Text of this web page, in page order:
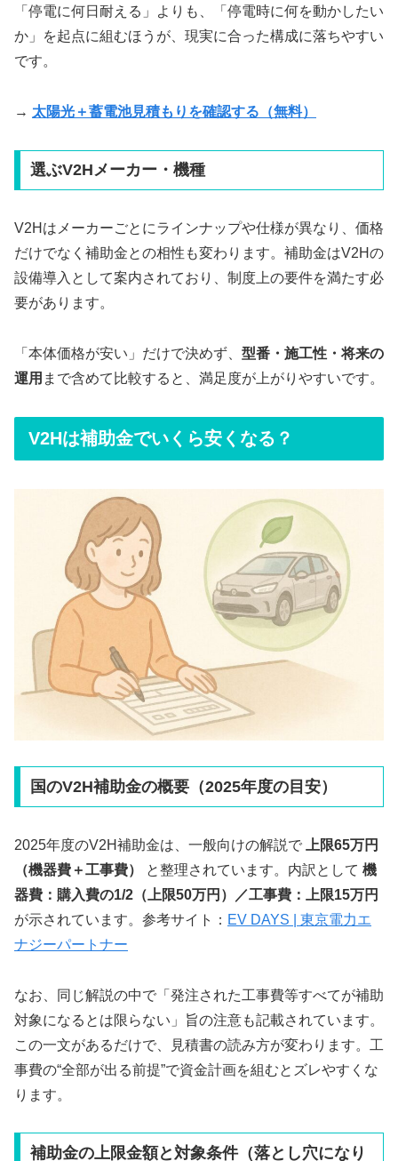
「停電に何日耐える」よりも、「停電時に何を動かしたい
か」を起点に組むほうが、現実に合った構成に落ちやすい
です。
→ 太陽光＋蓄電池見積もりを確認する（無料）
選ぶV2Hメーカー・機種
V2Hはメーカーごとにラインナップや仕様が異なり、価格
だけでなく補助金との相性も変わります。補助金はV2Hの
設備導入として案内されており、制度上の要件を満たす必
要があります。
「本体価格が安い」だけで決めず、 型番・施工性・将来の
運用 まで含めて比較すると、満足度が上がりやすいです。
V2Hは補助金でいくら安くなる？
国のV2H補助金の概要（2025年度の目安）
2025年度のV2H補助金は、一般向けの解説で
上限65万円
（機器費＋工事費）
と整理されています。内訳として 機
器費：購入費の1/2（上限50万円）／工事費：上限15万円
が示されています。参考サイト： EV DAYS | 東京電力エ
ナジーパートナー
なお、同じ解説の中で「発注された工事費等すべてが補助
対象になるとは限らない」旨の注意も記載されています。
この一文があるだけで、見積書の読み方が変わります。工
事費の“全部が出る前提”で資金計画を組むとズレやすくな
ります。
補助金の上限金額と対象条件（落とし穴になり